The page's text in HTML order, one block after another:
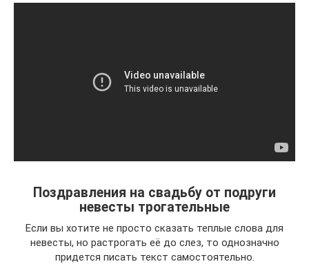
Поздравления на свадьбу от подруги
невесты трогательные
Если вы хотите не просто сказать теплые слова для
невесты, но растрогать её до слез, то однозначно
придется писать текст самостоятельно.